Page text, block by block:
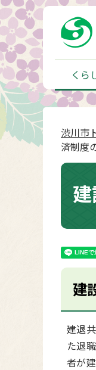
くら
渋川市
済制度
建
建退
た退
者が